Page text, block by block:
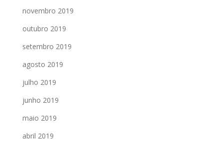
novembro 2019
outubro 2019
setembro 2019
agosto 2019
julho 2019
junho 2019
maio 2019
abril 2019